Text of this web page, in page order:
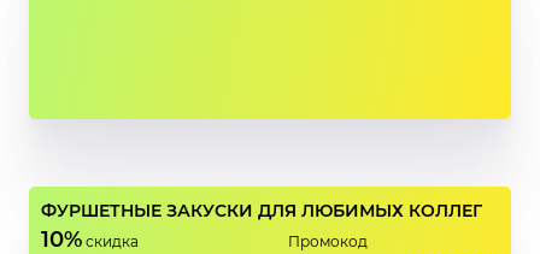
ФУРШЕТНЫЕ ЗАКУСКИ ДЛЯ ЛЮБИМЫХ КОЛЛЕГ
10% скидка Промокод